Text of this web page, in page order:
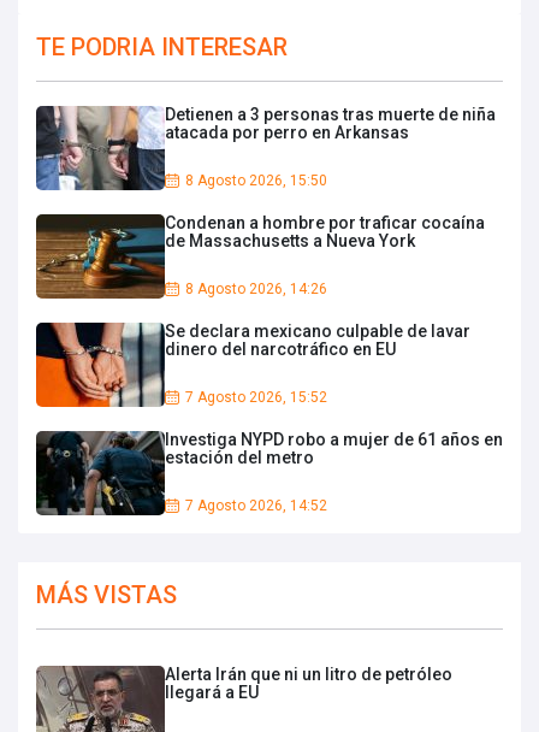
TE PODRIA INTERESAR
Detienen a 3 personas tras muerte de niña
atacada por perro en Arkansas
8 Agosto 2026, 15:50
Condenan a hombre por traficar cocaína
de Massachusetts a Nueva York
8 Agosto 2026, 14:26
Se declara mexicano culpable de lavar
dinero del narcotráfico en EU
7 Agosto 2026, 15:52
Investiga NYPD robo a mujer de 61 años en
estación del metro
7 Agosto 2026, 14:52
MÁS VISTAS
Alerta Irán que ni un litro de petróleo
llegará a EU